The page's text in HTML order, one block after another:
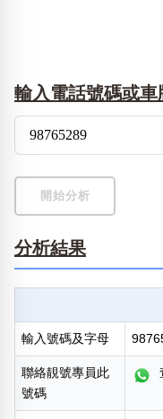
熱門分類
888尾
999尾
輸入電話號碼或車
開始分析
分析結果
輸入號碼及字母
聯絡靚號專員此
號碼